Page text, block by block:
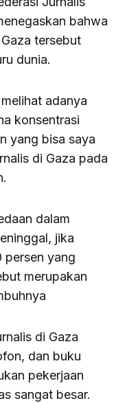
bahwa
tersebut
dunia.
adanya
konsentrasi
yang bisa saya
di Gaza pada
dalam
jika
persen yang
merupakan
di Gaza
dan buku
pekerjaan
sangat besar.